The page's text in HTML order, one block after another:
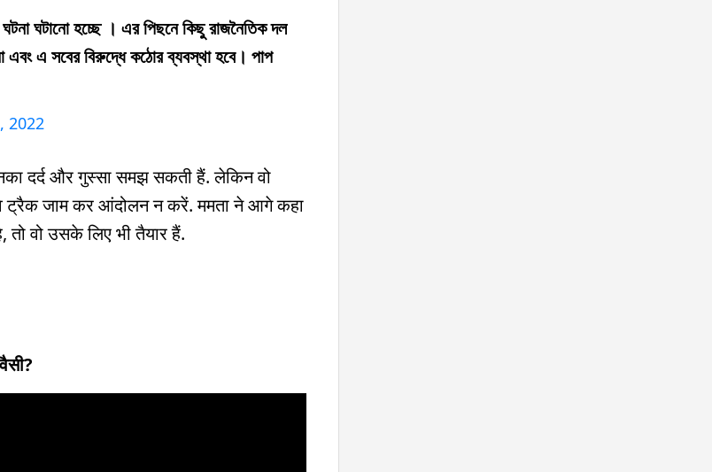
ঘটানো হচ্ছে । এর পিছনে কিছু রাজনৈতিক দল
এবং এ সবের বিরুদ্ধে কঠোর ব্যবস্থা হবে। পাপ
2022
दर्द और गुस्सा समझ सकती हैं. लेकिन वो
जाम कर आंदोलन न करें. ममता ने आगे कहा
तो वो उसके लिए भी तैयार हैं.